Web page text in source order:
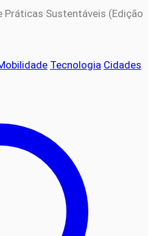
Práticas Sustentáveis (Edição
Tecnologia Cidades